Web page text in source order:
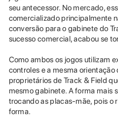
seu antecessor. No mercado,
comercializado principalmente
conversão para o gabinete do
sucesso comercial, acabou se
Como ambos os jogos utilizam
controles e a mesma orientação
proprietários de Track & Field
mesmo gabinete. A forma mais
trocando as placas-mãe, pois o
forma.